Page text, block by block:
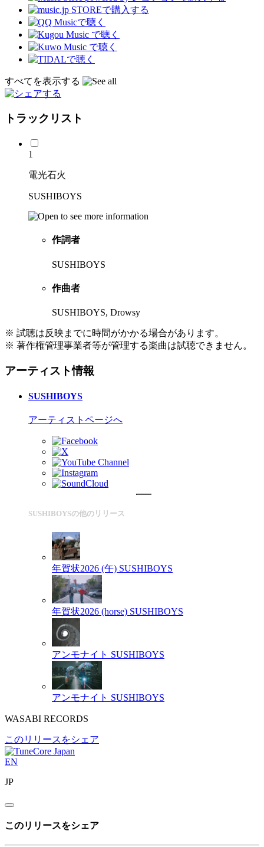
すべてを表示する
トラックリスト
1
電光石火
SUSHIBOYS
作詞者
SUSHIBOYS
作曲者
SUSHIBOYS, Drowsy
※ 試聴は反映までに時間がかかる場合があります。
※ 著作権管理事業者等が管理する楽曲は試聴できません。
アーティスト情報
SUSHIBOYS
アーティストページへ
SUSHIBOYSの他のリリース
年賀状2026 (午) SUSHIBOYS
年賀状2026 (horse) SUSHIBOYS
アンモナイト SUSHIBOYS
アンモナイト SUSHIBOYS
WASABI RECORDS
このリリースをシェア
EN
JP
このリリースをシェア